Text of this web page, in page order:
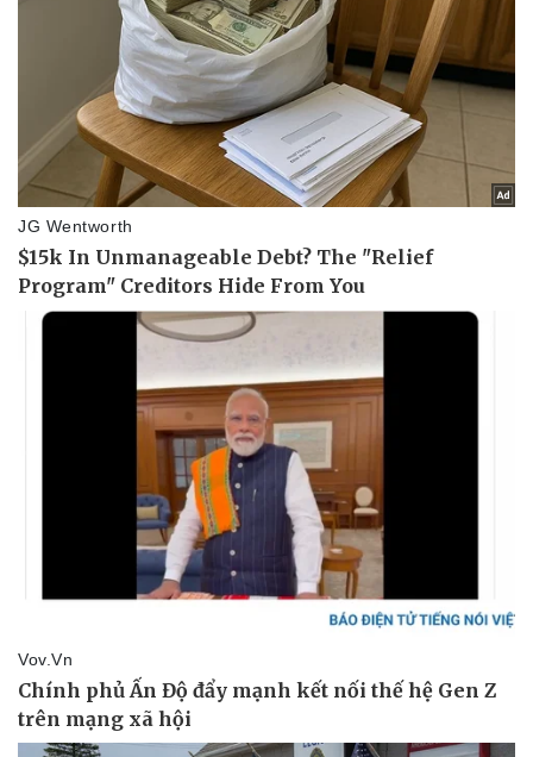
Bóng đá
Lịch thi đấu bóng đá
Thế giới thể thao
eSports
Hậu trường
Ô tô - Xe máy
Xe máy
Tư vấn